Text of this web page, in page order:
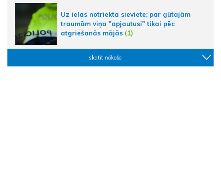
Uz ielas notriekta sieviete; par gūtajām
traumām viņa "apjautusi" tikai pēc
atgriešanās mājās (1)
skatīt nākošo